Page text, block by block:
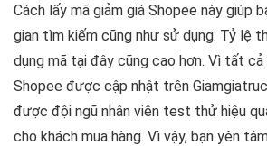
Cách lấy mã giảm giá Shopee này giúp
gian tìm kiếm cũng như sử dụng. Tỷ lệ
dụng mã tại đây cũng cao hơn. Vì tất cả
Shopee được cập nhật trên
được đội ngũ nhân viên test thử hiệu
cho khách mua hàng. Vì vậy, bạn yên